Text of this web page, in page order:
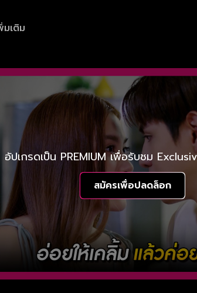
มเติม
อัปเกรดเป็น PREMIUM เพื่อรับชม
สมัครเพื่อปลดล็อก